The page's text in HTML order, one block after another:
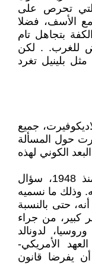
التي تحرص على
الأسف، فضلا
بتجاهل تام
للغرب. . لكن
بلينيل تغرد
جميع
حول المسألة
الكوني لهذه
مسألة فلسطين تطرح على العالم منذ 1948، سؤال
وذلك ما نسميه
حتى بالنسبة
كبير، من جراء
لدونالد
الأمريكي-
يفرضا قانون